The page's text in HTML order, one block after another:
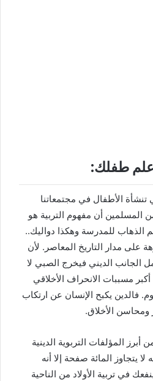
طفلك:
الأطفال في مجتمعاتنا
المسلمين أن مفهوم التربية هو
الذهاب للمدرسة وهكذا دواليك..
على مدار التاريخ المعاصر. لأن
الجانب الديني فيخرج الصبي لا
مسببات الانحراف الأخلاقي
فالدين يكبح الإنسان عن ارتكاب
ومحاسن الأخلاق.
أبرز المؤلفات التربوية الدينية
يتجاوز المائة صفحة إلا أنه
في تربية الأولاد من الناحية